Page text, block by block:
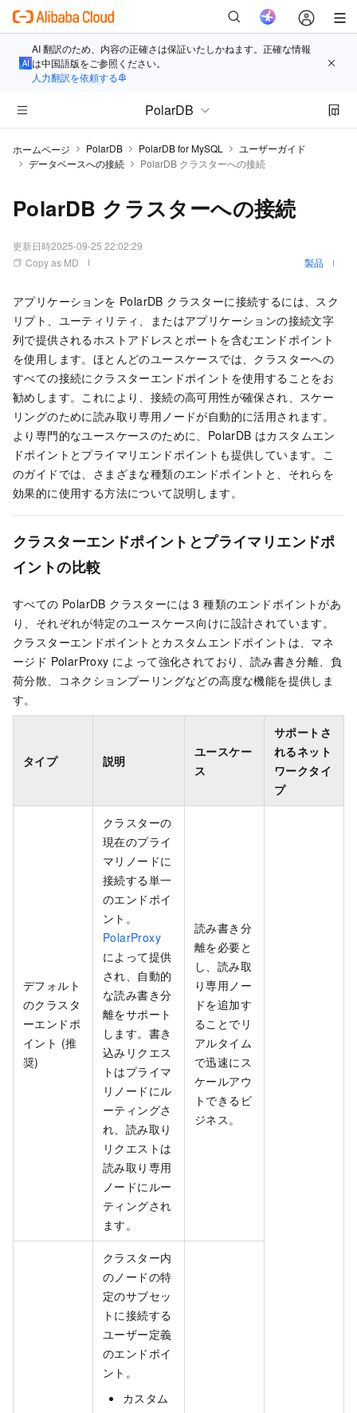
AI 翻訳のため、内容の正確さは保証いたしかねます。正確な情報
は中国語版をご参照ください。
人力翻訳を依頼する
PolarDB
ホームページ PolarDB PolarDB for MySQL
ユーザーガイド
データベースへの接続
PolarDB クラスターへの接続
PolarDB クラスターへの接続
更新日時2025-09-25 22:02:29
Copy as MD
製品
アプリケーションを PolarDB クラスターに接続するには、スク
リプト、ユーティリティ、またはアプリケーションの接続文字
列で提供されるホストアドレスとポートを含むエンドポイント
を使用します。ほとんどのユースケースでは、クラスターへの
すべての接続にクラスターエンドポイントを使用することをお
勧めします。これにより、接続の高可用性が確保され、スケー
リングのために読み取り専用ノードが自動的に活用されます。
より専門的なユースケースのために、 PolarDB はカスタムエン
ドポイントとプライマリエンドポイントも提供しています。こ
のガイドでは、さまざまな種類のエンドポイントと、それらを
効果的に使用する方法について説明します。
クラスターエンドポイントとプライマリエンドポ
イントの比較
すべての PolarDB クラスターには 3 種類のエンドポイントがあ
り、それぞれが特定のユースケース向けに設計されています。
クラスターエンドポイントとカスタムエンドポイントは、マネ
ージド PolarProxy によって強化されており、読み書き分離、負
荷分散、コネクションプーリングなどの高度な機能を提供しま
す。
タイプ 説明
ユースケー
ス
サポートさ
れるネット
ワークタイ
プ
デフォルト
のクラスタ
ーエンドポ
イント (推
奨)
クラスターの
現在のプライ
マリノードに
接続する単一
のエンドポイ
ント。
PolarProxy
によって提供
され、自動的
な読み書き分
離をサポート
します。書き
込みリクエス
トはプライマ
リノードにル
ーティングさ
れ、読み取り
リクエストは
読み取り専用
ノードにルー
ティングされ
ます。
読み書き分
離を必要と
し、読み取
り専用ノー
ドを追加す
ることでリ
アルタイム
で迅速にス
ケールアウ
トできるビ
ジネス。
クラスター内
のノードの特
定のサブセッ
トに接続する
ユーザー定義
のエンドポイ
ント。
カスタム